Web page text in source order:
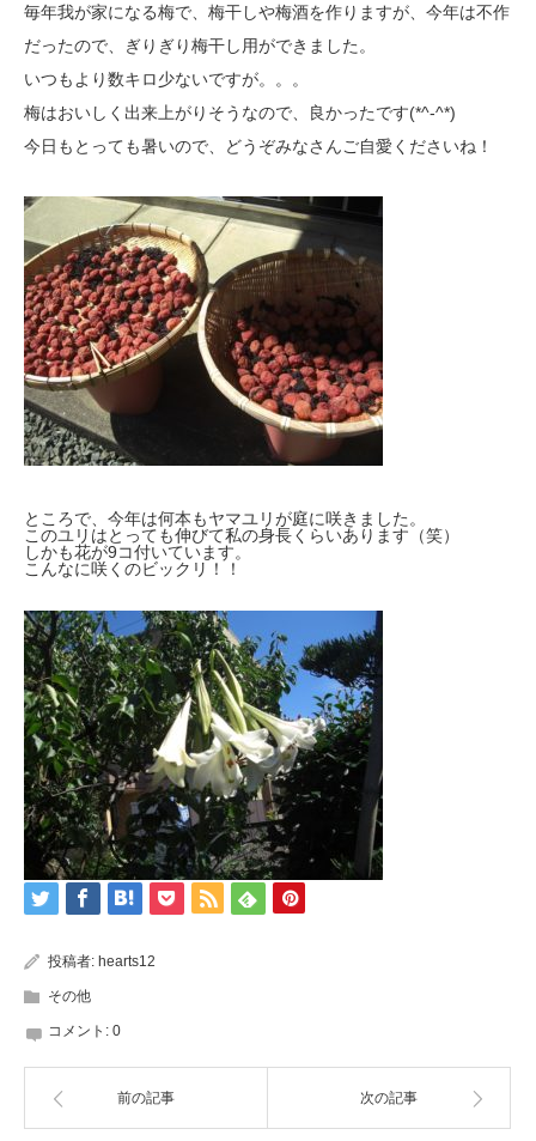
毎年我が家になる梅で、梅干しや梅酒を作りますが、今年は不作
だったので、ぎりぎり梅干し用ができました。
いつもより数キロ少ないですが。。。
梅はおいしく出来上がりそうなので、良かったです(*^-^*)
今日もとっても暑いので、どうぞみなさんご自愛くださいね！
ところで、今年は何本もヤマユリが庭に咲きました。
このユリはとっても伸びて私の身長くらいあります（笑）
しかも花が9コ付いています。
こんなに咲くのビックリ！！
投稿者: hearts12
その他
コメント: 0
前の記事 次の記事